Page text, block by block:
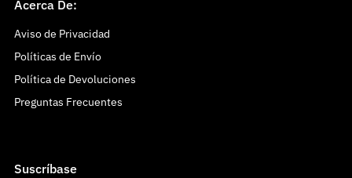
Acerca De:
Aviso de Privacidad
Políticas de Envío
Política de Devoluciones
Preguntas Frecuentes
Suscríbase